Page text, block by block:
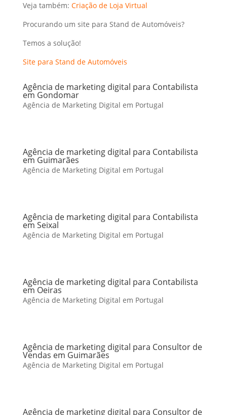
Veja também: Criação de Loja Virtual
Procurando um site para Stand de Automóveis?
Temos a solução!
Site para Stand de Automóveis
Agência de marketing digital para Contabilista
em Gondomar
Agência de Marketing Digital em Portugal
Agência de marketing digital para Contabilista
em Guimarães
Agência de Marketing Digital em Portugal
Agência de marketing digital para Contabilista
em Seixal
Agência de Marketing Digital em Portugal
Agência de marketing digital para Contabilista
em Oeiras
Agência de Marketing Digital em Portugal
Agência de marketing digital para Consultor de
Vendas em Guimarães
Agência de Marketing Digital em Portugal
Agência de marketing digital para Consultor de